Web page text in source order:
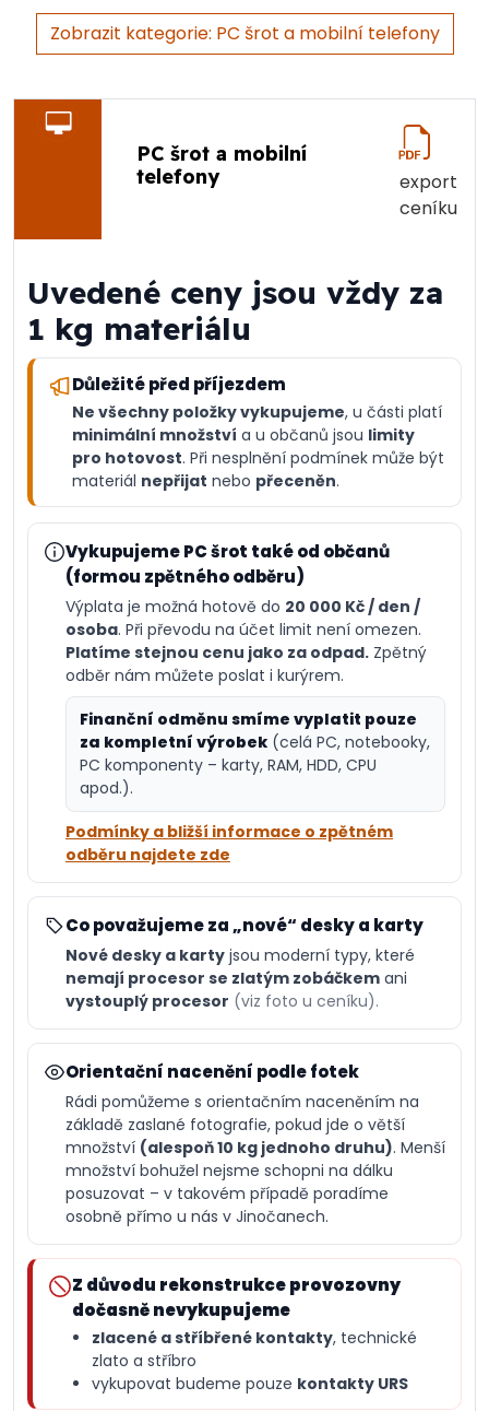
Zobrazit kategorie: PC šrot a mobilní telefony
PC šrot a mobilní
telefony
export
ceníku
Uvedené ceny jsou vždy za
1 kg materiálu
Důležité před příjezdem
Ne všechny položky vykupujeme, u části platí
minimální množství a u občanů jsou limity
pro hotovost. Při nesplnění podmínek může být
materiál nepřijat nebo přeceněn.
Vykupujeme PC šrot také od občanů
(formou zpětného odběru)
Výplata je možná hotově do 20 000 Kč / den /
osoba. Při převodu na účet limit není omezen.
Platíme stejnou cenu jako za odpad. Zpětný
odběr nám můžete poslat i kurýrem.
Finanční odměnu smíme vyplatit pouze
za kompletní výrobek (celá PC, notebooky,
PC komponenty – karty, RAM, HDD, CPU
apod.).
Podmínky a bližší informace o zpětném
odběru najdete zde
Co považujeme za „nové“ desky a karty
Nové desky a karty jsou moderní typy, které
nemají procesor se zlatým zobáčkem ani
vystouplý procesor (viz foto u ceníku).
Orientační nacenění podle fotek
Rádi pomůžeme s orientačním naceněním na
základě zaslané fotografie, pokud jde o větší
množství (alespoň 10 kg jednoho druhu). Menší
množství bohužel nejsme schopni na dálku
posuzovat – v takovém případě poradíme
osobně přímo u nás v Jinočanech.
Z důvodu rekonstrukce provozovny
dočasně nevykupujeme
zlacené a stříbřené kontakty, technické
zlato a stříbro
vykupovat budeme pouze kontakty URS